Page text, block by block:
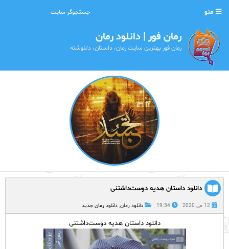
منو
رمان فور | دانلود رمان
رمان فور بهترین سایت رمان، داستان، دلنوشته
دانلود داستان هدیه دوست‌داشتنی
12 می 2020 19:34 دانلود رمان, دانلود رمان جدید
دانلود داستان هدیه دوست‌داشتنی